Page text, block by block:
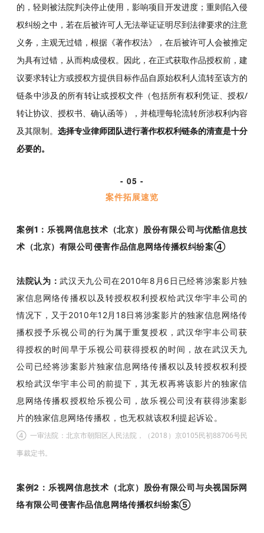
的，轻则被法院判决停止使用，影响项目开发进度；重则陷入侵
权纠纷之中，若在后被许可人无法举证证明尽到法律要求的注意
义务，主观无过错，根据《著作权法》，在后被许可人会被推定
为具有过错，从而构成侵权。因此，在正式获取作品授权前，建
议要求转让方或授权方提供目标作品自原始权利人流转至该方的
链条中涉及的所有转让或授权文件（包括所有权利凭证、授权/
转让协议、授权书、确认函等），并梳理每轮流转所涉权利内容
及其限制。 选择专业律师团队进行著作权权利链条的清查是十分
必要的。
- 05 -
案件拓展速览
案例1：乐视网信息技术（北京）股份有限公司与优酷信息技
术（北京）有限公司侵害作品信息网络传播权纠纷案④
法院认为：武汉天九公司在2010年8月6日已经将涉案影片独
家信息网络传播权以及转授权权利授权给武汉华宇丰公司的
情况下，又于2010年12月18日将涉案影片的独家信息网络传
播权授予乐视公司的行为属于重复授权，武汉华宇丰公司获
得授权的时间早于乐视公司获得授权的时间，故在武汉天九
公司已经将涉案影片独家信息网络传播权以及转授权权利授
权给武汉华宇丰公司的前提下，其无权再将该影片的独家信
息网络传播权授权给乐视公司，故乐视公司没有获得涉案影
片的独家信息网络传播权，也无权就该权利提起诉讼。
④ 一审法院：北京市朝阳区人民法院，（2018）京0105民初88706号民
事裁定书。
案例2：乐视网信息技术（北京）股份有限公司与央视国际网
络有限公司侵害作品信息网络传播权纠纷案⑤